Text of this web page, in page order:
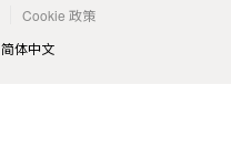
Cookie 政策
简体中文